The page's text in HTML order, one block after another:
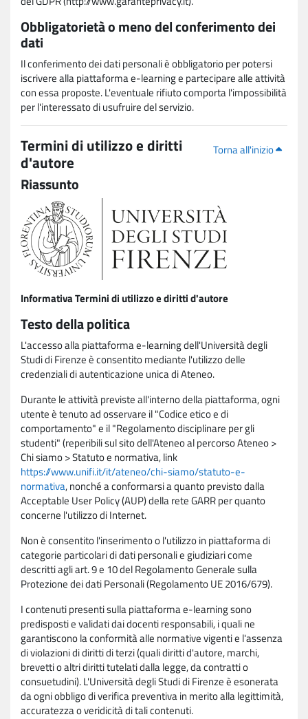
Obbligatorietà o meno del conferimento dei
dati
Il conferimento dei dati personali è obbligatorio per potersi
iscrivere alla piattaforma e-learning e partecipare alle attività
con essa proposte. L'eventuale rifiuto comporta l'impossibilità
per l'interessato di usufruire del servizio.
Torna all'inizio
Termini di utilizzo e diritti
d'autore
Riassunto
Informativa Termini di utilizzo e diritti d'autore
Testo della politica
L'accesso alla piattaforma e-learning dell'Università degli
Studi di Firenze è consentito mediante l'utilizzo delle
credenziali di autenticazione unica di Ateneo.
Durante le attività previste all'interno della piattaforma, ogni
utente è tenuto ad osservare il "Codice etico e di
comportamento" e il "Regolamento disciplinare per gli
studenti" (reperibili sul sito dell'Ateneo al percorso Ateneo >
Chi siamo > Statuto e normativa, link
https://www.unifi.it/it/ateneo/chi-siamo/statuto-e-
normativa, nonché a conformarsi a quanto previsto dalla
Acceptable User Policy (AUP) della rete GARR per quanto
concerne l'utilizzo di Internet.
Non è consentito l'inserimento o l'utilizzo in piattaforma di
categorie particolari di dati personali e giudiziari come
descritti agli art. 9 e 10 del Regolamento Generale sulla
Protezione dei dati Personali (Regolamento UE 2016/679).
I contenuti presenti sulla piattaforma e-learning sono
predisposti e validati dai docenti responsabili, i quali ne
garantiscono la conformità alle normative vigenti e l'assenza
di violazioni di diritti di terzi (quali diritti d'autore, marchi,
brevetti o altri diritti tutelati dalla legge, da contratti o
consuetudini). L'Università degli Studi di Firenze è esonerata
da ogni obbligo di verifica preventiva in merito alla legittimità,
accuratezza o veridicità di tali contenuti.